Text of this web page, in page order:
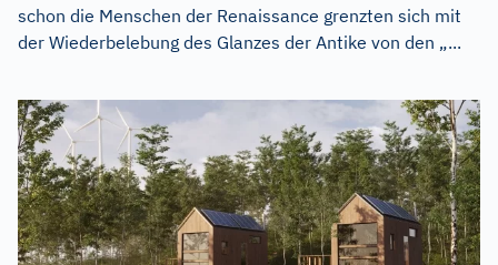
schon die Menschen der Renaissance grenzten sich mit
der Wiederbelebung des Glanzes der Antike von den „...